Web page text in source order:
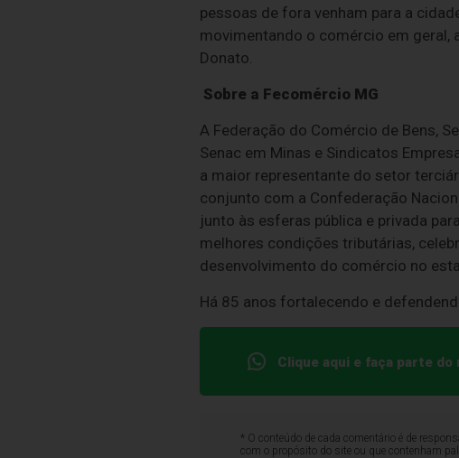
pessoas de fora venham para a
movimentando o comércio em geral,
Donato.
Sobre a Fecomércio MG
A Federação do Comércio de Bens,
Senac em Minas e Sindicatos
a maior representante do setor
conjunto com a Confederação
junto às esferas pública e privada
melhores condições tributárias,
desenvolvimento do comércio no
Há 85 anos fortalecendo e
Clique aqui e faça parte do
* O conteúdo de cada comentário é de
com o propósito do site ou que contenham